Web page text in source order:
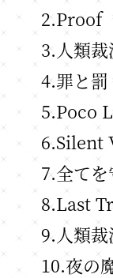
2.Proof
3.人類
4.罪と
5.Poco
6.Silent
7.全て
8.Last
9.人類
10.夜の